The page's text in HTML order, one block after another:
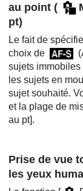
au point (
pt)
Le fait de
choix de
(
sujets
les sujets en
sujet souhaité.
et la plage de
au pt].
Prise de vue
les yeux